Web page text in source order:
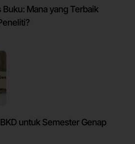
Mana yang Terbaik
untuk Semester Genap